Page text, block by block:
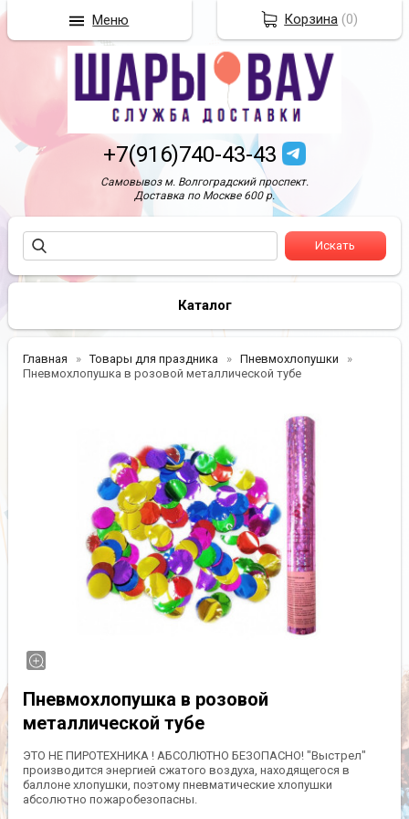
+7(916)740-43-43
Самовывоз м. Волгоградский проспект.
Доставка по Москве 600 р.
Каталог
Главная Товары для праздника
Пневмохлопушки
Пневмохлопушка в розовой металлической тубе
Пневмохлопушка в розовой
металлической тубе
ЭТО НЕ ПИРОТЕХНИКА ! АБСОЛЮТНО БЕЗОПАСНО! "Выстрел"
производится энергией сжатого воздуха, находящегося в
баллоне хлопушки, поэтому пневматические хлопушки
абсолютно пожаробезопасны.
Корзина (0)
Меню